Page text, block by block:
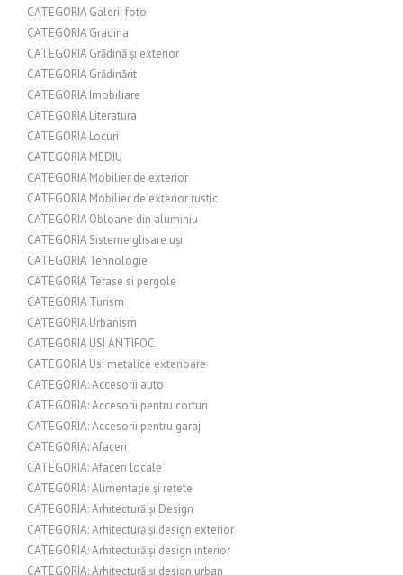
CATEGORIA Galerii foto
CATEGORIA Gradina
CATEGORIA Grădină și exterior
CATEGORIA Grădinărit
CATEGORIA Imobiliare
CATEGORIA Literatura
CATEGORIA Locuri
CATEGORIA MEDIU
CATEGORIA Mobilier de exterior
CATEGORIA Mobilier de exterior rustic
CATEGORIA Obloane din aluminiu
CATEGORIA Sisteme glisare uși
CATEGORIA Tehnologie
CATEGORIA Terase si pergole
CATEGORIA Turism
CATEGORIA Urbanism
CATEGORIA USI ANTIFOC
CATEGORIA Usi metalice exterioare
CATEGORIA: Accesorii auto
CATEGORIA: Accesorii pentru corturi
CATEGORIA: Accesorii pentru garaj
CATEGORIA: Afaceri
CATEGORIA: Afaceri locale
CATEGORIA: Alimentație și rețete
CATEGORIA: Arhitectură și Design
CATEGORIA: Arhitectură și design exterior
CATEGORIA: Arhitectură și design interior
CATEGORIA: Arhitectură și design urban